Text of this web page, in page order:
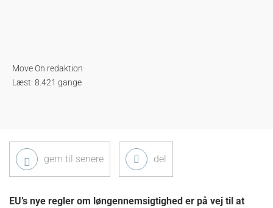
Move On redaktion
Læst: 8.421 gange
gem til senere del
EU’s nye regler om løngennemsigtighed er på vej til at